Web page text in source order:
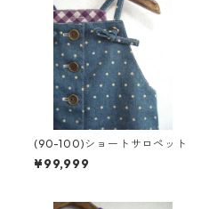
(90-100)ショートサロペット
¥99,999